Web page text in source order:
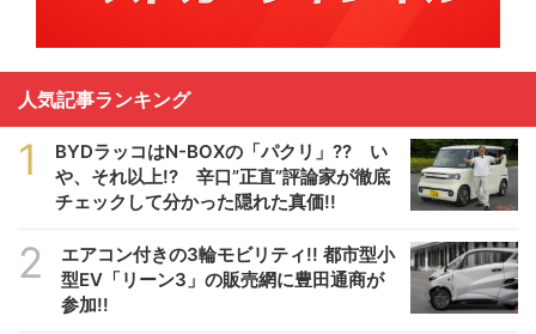
人気記事ランキング
1
BYDラッコはN-BOXの「パクリ」?? い
や、それ以上!? 辛口”正直”評論家が徹底
チェックして分かった隠れた真価!!
2
エアコン付きの3輪モビリティ!! 都市型小
型EV「リーン3」の販売網に豊田通商が
参加!!